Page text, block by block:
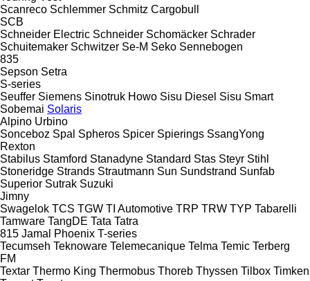
Scanreco Schlemmer Schmitz Cargobull
SCB
Schneider Electric Schneider Schomäcker Schrader
Schuitemaker Schwitzer Se-M Seko Sennebogen
835
Sepson Setra
S-series
Seuffer Siemens Sinotruk Howo Sisu Diesel Sisu Smart
Sobemai Solaris
Alpino Urbino
Sonceboz Spal Spheros Spicer Spierings SsangYong
Rexton
Stabilus Stamford Stanadyne Standard Stas Steyr Stihl
Stoneridge Strands Strautmann Sun Sundstrand Sunfab
Superior Sutrak Suzuki
Jimny
Swagelok TCS TGW TI Automotive TRP TRW TYP Tabarelli
Tamware TangDE Tata Tatra
815 Jamal Phoenix T-series
Tecumseh Teknoware Telemecanique Telma Temic Terberg
FM
Textar Thermo King Thermobus Thoreb Thyssen Tilbox Timken